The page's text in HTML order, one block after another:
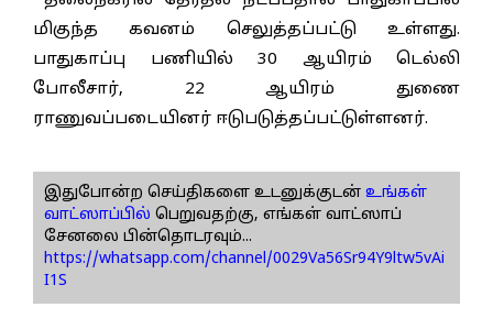
மிகுந்த கவனம் செலுத்தப்பட்டு உள்ளது.
பாதுகாப்பு பணியில் 30 ஆயிரம் டெல்லி
போலீசார், 22 ஆயிரம் துணை
ராணுவப்படையினர் ஈடுபடுத்தப்பட்டுள்ளனர்.
இதுபோன்ற செய்திகளை உடனுக்குடன் உங்கள்
வாட்ஸாப்பில் பெறுவதற்கு, எங்கள் வாட்ஸாப்
சேனலை பின்தொடரவும்...
https://whatsapp.com/channel/0029Va56Sr94Y9ltw5vAi
I1S